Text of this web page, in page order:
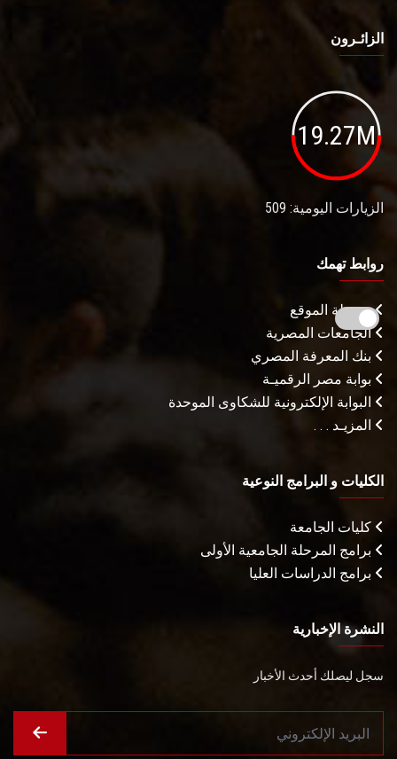
الزائـرون
19.27M
الزيارات اليومية: 509
روابط تهمك
خريطة الموقع
الجامعات المصرية
بنك المعرفة المصري
بوابة مصر الرقميـة
البوابة الإلكترونية للشكاوى الموحدة
المزيـد . . .
الكليات و البرامج النوعية
كليات الجامعة
برامج المرحلة الجامعية الأولى
برامج الدراسات العليا
النشرة الإخبارية
سجل ليصلك أحدث الأخبار